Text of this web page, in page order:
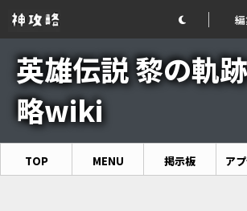
英雄伝説 黎の軌
略wiki
TOP MENU 掲示板 ア